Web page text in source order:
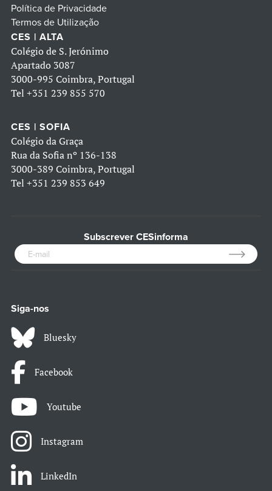
Política de Privacidade
Termos de Utilização
CES | ALTA
Colégio de S. Jerónimo
Apartado 3087
3000-995 Coimbra, Portugal
Tel +351 239 855 570
CES | SOFIA
Colégio da Graça
Rua da Sofia nº 136-138
3000-389 Coimbra, Portugal
Tel +351 239 853 649
Subscrever CESinforma
Siga-nos
Bluesky
Facebook
Youtube
Instagram
LinkedIn